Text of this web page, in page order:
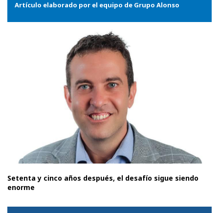
Artículo elaborado por el equipo de Grupo Alonso
Setenta y cinco años después, el desafío sigue siendo
enorme